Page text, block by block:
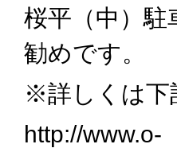
桜平（中）
勧めです。
※詳しくは下
http://www.o-